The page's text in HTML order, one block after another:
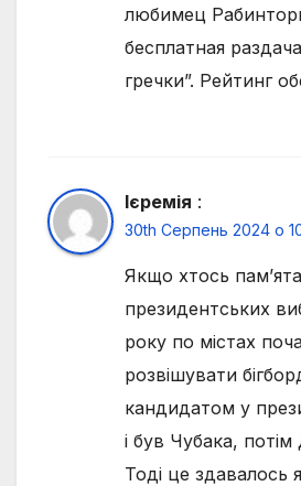
любимец
бесплатная
гречки”. Рейтинг
Ієремія :
30th Серпень 2024 о
Якщо хтось
президентських
року по містах
розвішувати
кандидатом у
і був Чубака,
Тоді це здавалось